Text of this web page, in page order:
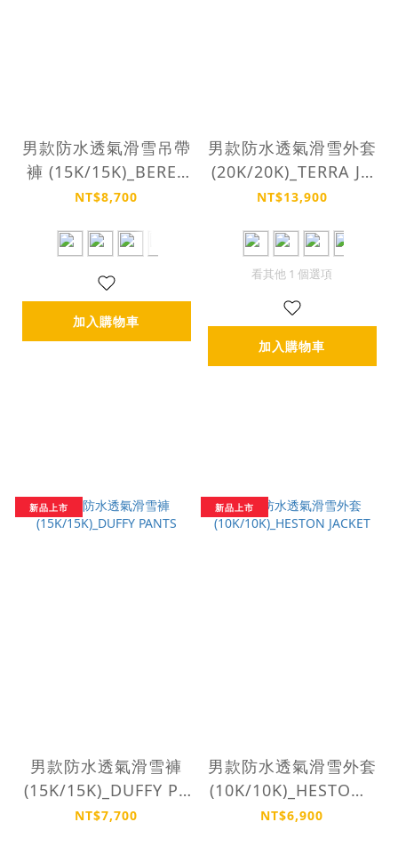
男款防水透氣滑雪吊帶
褲 (15K/15K)_BERET
T PANTS
NT$8,700
加入購物車
男款防水透氣滑雪外套
(20K/20K)_TERRA JA
CKET
NT$13,900
看其他 1 個選項
加入購物車
新品上市
男款防水透氣滑雪褲
(15K/15K)_DUFFY PA
NTS
NT$7,700
新品上市
男款防水透氣滑雪外套
(10K/10K)_HESTON J
ACKET
NT$6,900